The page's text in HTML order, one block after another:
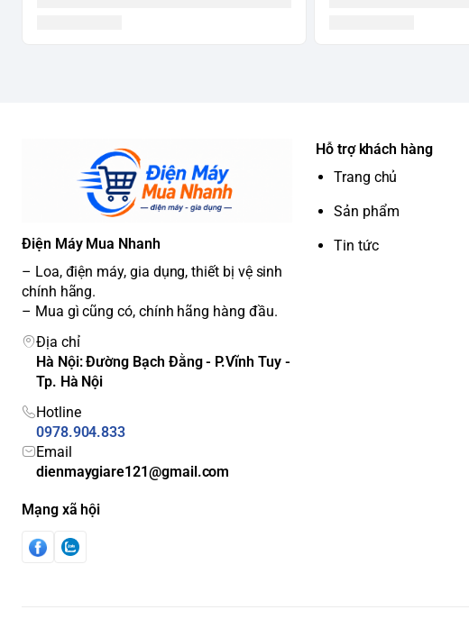
Điện Máy Mua Nhanh
– Loa, điện máy, gia dụng, thiết bị vệ sinh
chính hãng.
– Mua gì cũng có, chính hãng hàng đầu.
Địa chỉ
Hà Nội: Đường Bạch Đằng - P.Vĩnh Tuy -
Tp. Hà Nội
Hotline
0978.904.833
Email
dienmaygiare121@gmail.com
Mạng xã hội
Hỗ trợ khách hàng
Trang chủ
Sản phẩm
Tin tức